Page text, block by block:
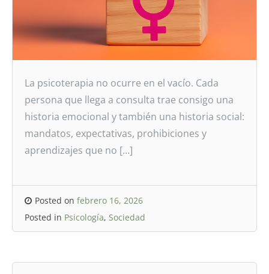
La psicoterapia no ocurre en el vacío. Cada
persona que llega a consulta trae consigo una
historia emocional y también una historia social:
mandatos, expectativas, prohibiciones y
aprendizajes que no […]
Posted on febrero 16, 2026
Posted in Psicología, Sociedad